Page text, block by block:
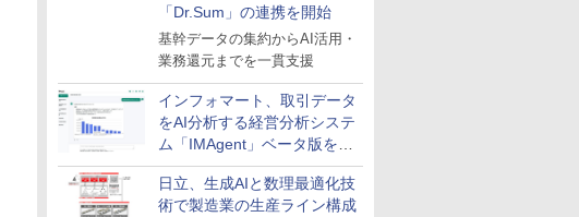
「Dr.Sum」の連携を開始
基幹データの集約からAI活用・
業務還元までを一貫支援
インフォマート、取引データ
をAI分析する経営分析システ
ム「IMAgent」ベータ版を提
供
日立、生成AIと数理最適化技
術で製造業の生産ライン構成